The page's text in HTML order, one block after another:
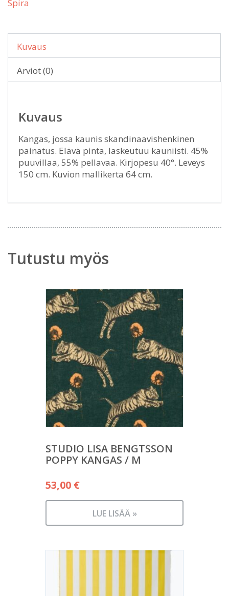
Spira
Kuvaus
Arviot (0)
Kuvaus
Kangas, jossa kaunis skandinaavishenkinen
painatus. Elävä pinta, laskeutuu kauniisti. 45%
puuvillaa, 55% pellavaa. Kirjopesu 40°. Leveys
150 cm. Kuvion mallikerta 64 cm.
Tutustu myös
STUDIO LISA BENGTSSON
POPPY KANGAS / M
53,00 €
LUE LISÄÄ »